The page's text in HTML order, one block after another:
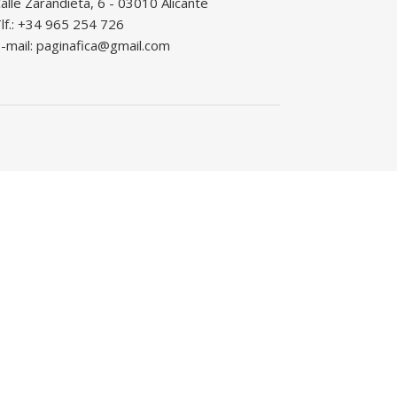
+34 965 254 726
mail: paginafica@gmail.com